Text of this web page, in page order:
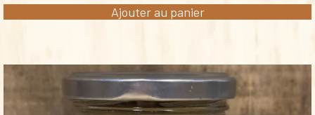
Ajouter au panier